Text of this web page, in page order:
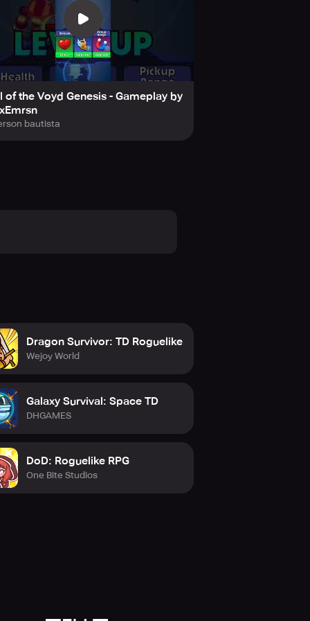
of the Voyd Genesis - Gameplay by
bautista
Dragon Survivor: TD Roguelike
Wejoy World
Galaxy Survival: Space TD
DHGAMES
DoD: Roguelike RPG
One Bite Studios